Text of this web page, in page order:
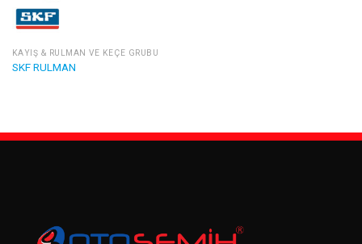
KAYIŞ & RULMAN VE KEÇE GRUBU
SKF RULMAN